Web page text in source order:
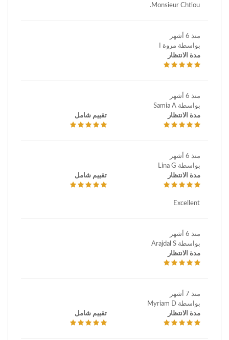
Monsieur Chtiou.
منذ 6 أشهر
بواسطة مروة ا
مدة الانتظار
منذ 6 أشهر
بواسطة Samia A
مدة الانتظار
تقييم شامل
منذ 6 أشهر
بواسطة Lina G
مدة الانتظار
تقييم شامل
Excellent
منذ 6 أشهر
بواسطة Arajdal S
مدة الانتظار
منذ 7 أشهر
بواسطة Myriam D
مدة الانتظار
تقييم شامل